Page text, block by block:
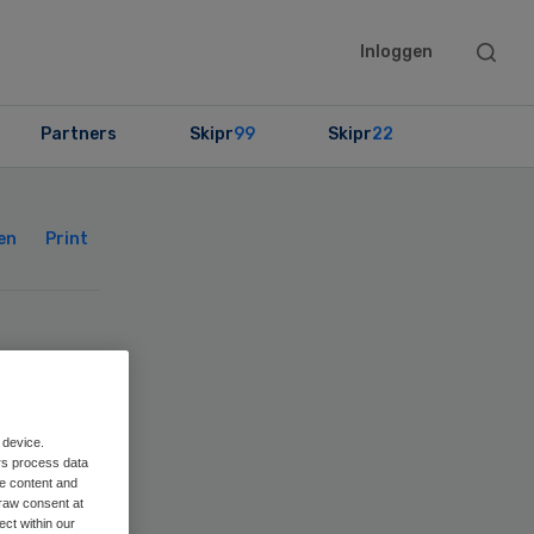
Inloggen
Search
Partners Skipr99 Skipr22
Print
process data
content and
consent at
within our